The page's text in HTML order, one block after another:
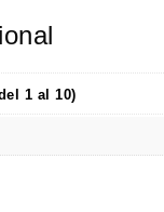
1 al 10)